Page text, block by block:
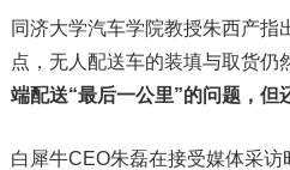
同济大学汽车学院教授朱西产指
点，无人配送车的装填与取货仍
端配送“最后一公里”的问题，但
白犀牛CEO朱磊在接受媒体采访